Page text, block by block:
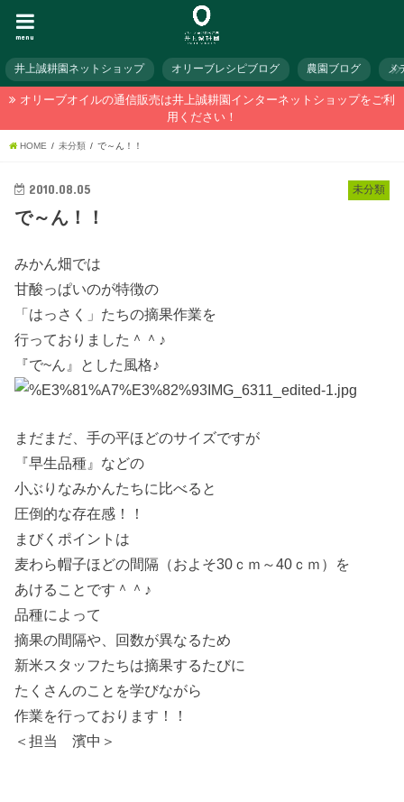
menu
井上誠耕園ネットショップ オリーブレシピブログ 農園ブログ メ
オリーブオイルの通信販売は井上誠耕園インターネットショップをご利
用ください！
HOME 未分類 で～ん！！
未分類
2010.08.05
で～ん！！
みかん畑では
甘酸っぱいのが特徴の
「はっさく」たちの摘果作業を
行っておりました＾＾♪
『で~ん』とした風格♪
まだまだ、手の平ほどのサイズですが
『早生品種』などの
小ぶりなみかんたちに比べると
圧倒的な存在感！！
まびくポイントは
麦わら帽子ほどの間隔（およそ30ｃｍ～40ｃｍ）を
あけることです＾＾♪
品種によって
摘果の間隔や、回数が異なるため
新米スタッフたちは摘果するたびに
たくさんのことを学びながら
作業を行っております！！
＜担当 濱中＞